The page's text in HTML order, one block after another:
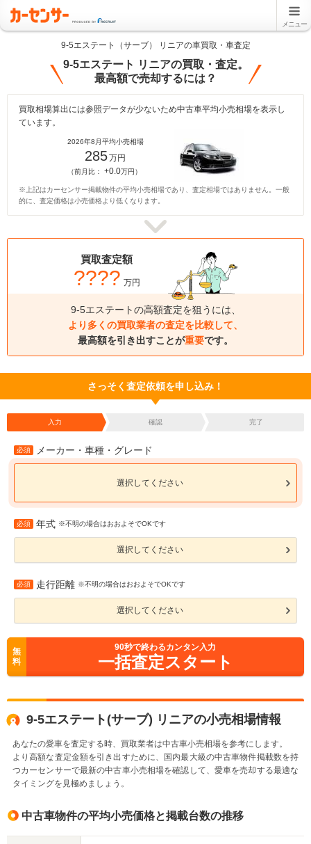
メニュー
9-5エステート（サーブ） リニアの車買取・車査定
9-5エステート リニアの買取・査定。
最高額で売却するには？
買取相場算出には参照データが少ないため中古車平均小売相場を表示し
ています。
2026年8月平均小売相場
285万円
（前月比： +0.0万円）
※上記はカーセンサー掲載物件の平均小売相場であり、査定相場ではありません。一般
的に、査定価格は小売価格より低くなります。
買取査定額
???? 万円
9-5エステートの高額査定を狙うには、
より多くの買取業者の査定を比較して、
最高額を引き出すことが重要です。
さっそく査定依頼を申し込み！
入力 確認 完了
必須 メーカー・車種・グレード
選択してください
必須 年式 ※不明の場合はおおよそでOKです
選択してください
必須 走行距離 ※不明の場合はおおよそでOKです
選択してください
無
料
90秒で終わるカンタン入力
一括査定スタート
9-5エステート(サーブ) リニアの小売相場情報
あなたの愛車を査定する時、買取業者は中古車小売相場を参考にします。
より高額な査定金額を引き出すために、国内最大級の中古車物件掲載数を持
つカーセンサーで最新の中古車小売相場を確認して、愛車を売却する最適な
タイミングを見極めましょう。
中古車物件の平均小売価格と掲載台数の推移